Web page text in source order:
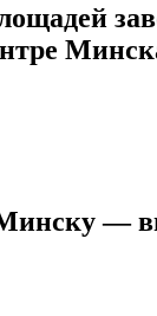
Минску —